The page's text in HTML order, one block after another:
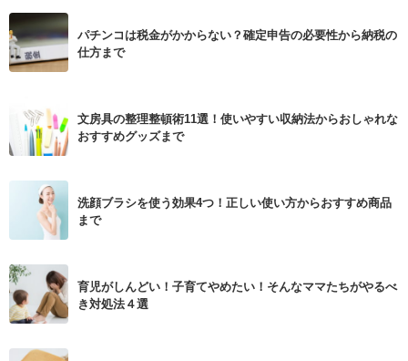
パチンコは税金がかからない？確定申告の必要性から納税の
仕方まで
文房具の整理整頓術11選！使いやすい収納法からおしゃれな
おすすめグッズまで
洗顔ブラシを使う効果4つ！正しい使い方からおすすめ商品
まで
育児がしんどい！子育てやめたい！そんなママたちがやるべ
き対処法４選